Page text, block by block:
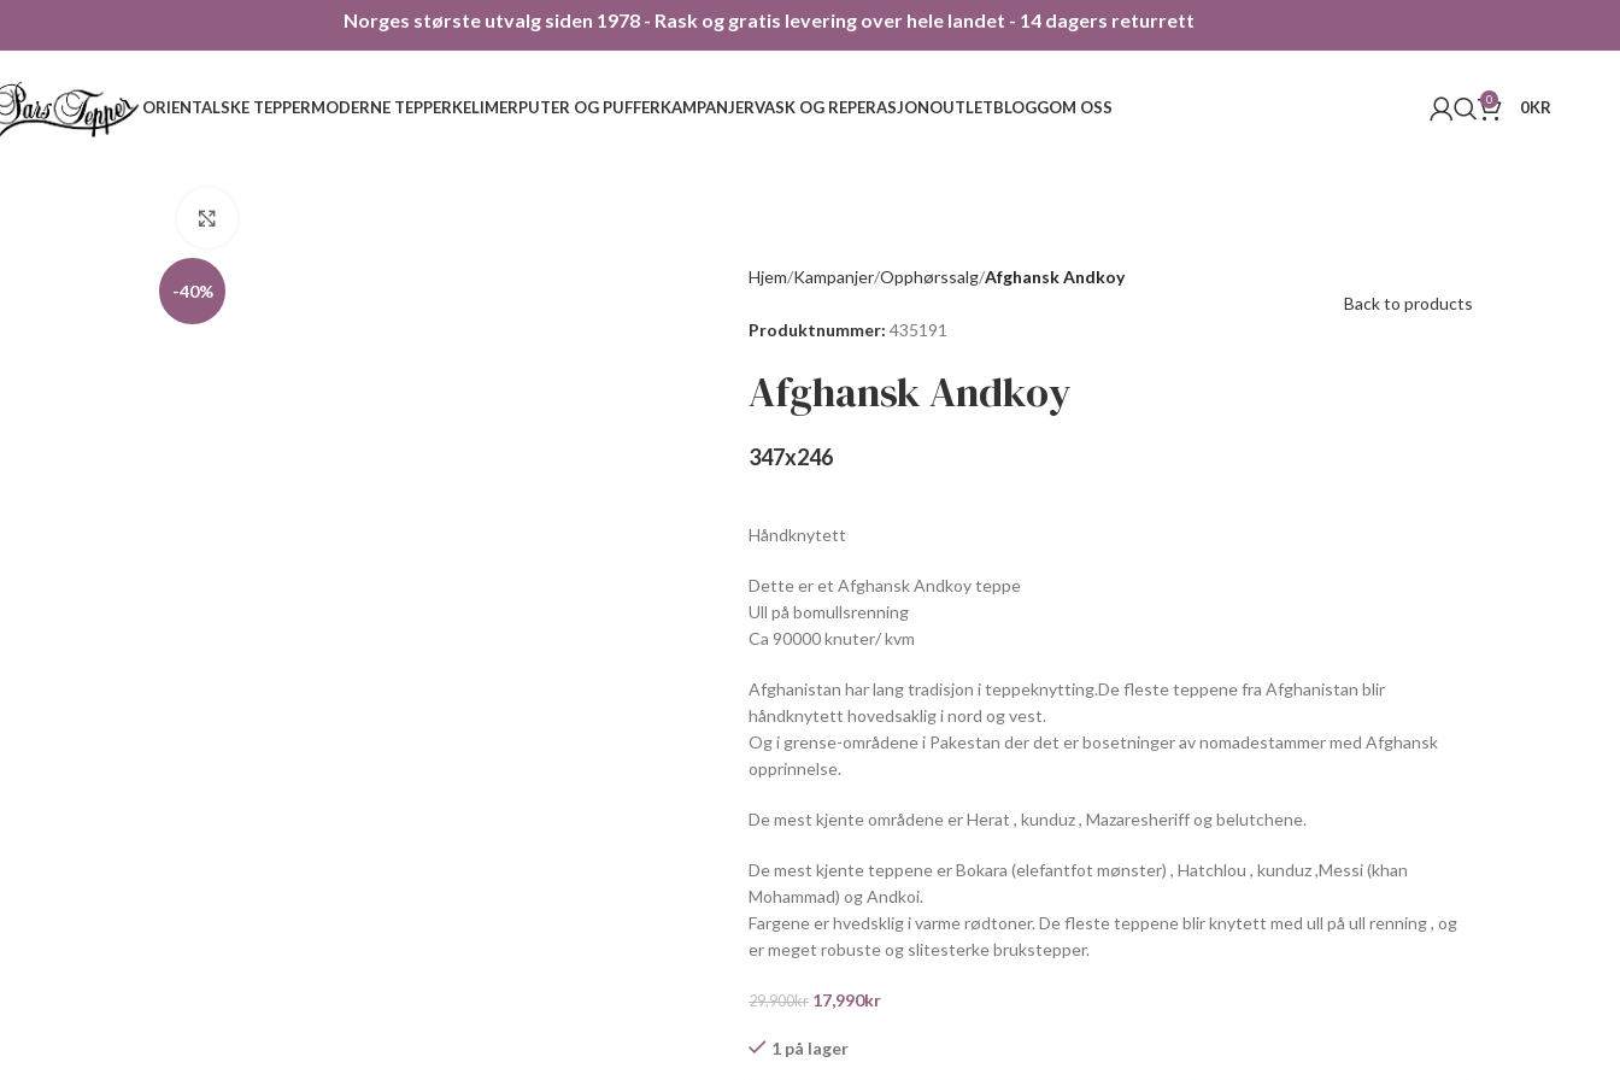
Norges største utvalg siden 1978 - Rask og gratis levering over hele landet - 14 dagers returrett
ORIENTALSKE TEPPERMODERNE TEPPERKELIMERPUTER OG PUFFERKAMPANJERVASK OG REPERASJONOUTLETBLOGGOM OSS 0 0KR
-40%
Hjem Kampanjer Opphørssalg Afghansk Andkoy
Back to products
Produktnummer: 435191
Afghansk Andkoy
347x246
Håndknytett
Dette er et Afghansk Andkoy teppe
Ull på bomullsrenning
Ca 90000 knuter/ kvm
Afghanistan har lang tradisjon i teppeknytting.De fleste teppene fra Afghanistan blir
håndknytett hovedsaklig i nord og vest.
Og i grense-områdene i Pakestan der det er bosetninger av nomadestammer med Afghansk
opprinnelse.
De mest kjente områdene er Herat , kunduz , Mazaresheriff og belutchene.
De mest kjente teppene er Bokara (elefantfot mønster) , Hatchlou , kunduz ,Messi (khan
Mohammad) og Andkoi.
Fargene er hvedsklig i varme rødtoner. De fleste teppene blir knytett med ull på ull renning , og
er meget robuste og slitesterke brukstepper.
29,900kr 17,990kr
1 på lager